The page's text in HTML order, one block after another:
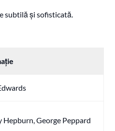
subtilă și sofisticată.
Hepburn, George Peppard